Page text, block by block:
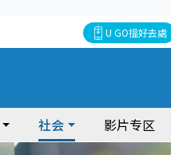
U GO搵好去處
社会 影片专区